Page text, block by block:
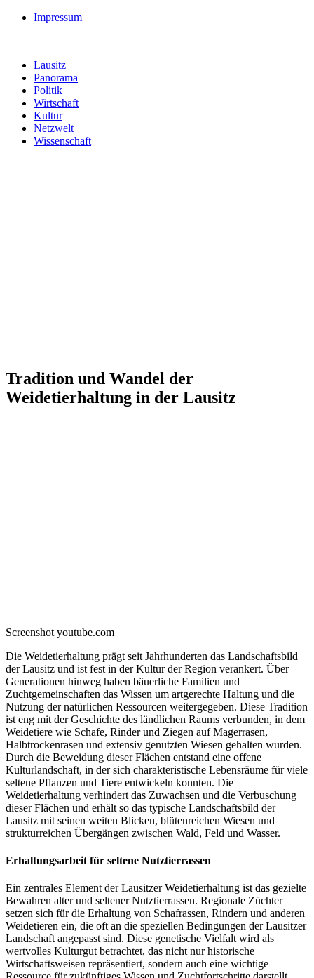
Impressum
Lausitz
Panorama
Politik
Wirtschaft
Kultur
Netzwelt
Wissenschaft
Tradition und Wandel der
Weidetierhaltung in der Lausitz
Screenshot youtube.com
Die Weidetierhaltung prägt seit Jahrhunderten das Landschaftsbild
der Lausitz und ist fest in der Kultur der Region verankert. Über
Generationen hinweg haben bäuerliche Familien und
Zuchtgemeinschaften das Wissen um artgerechte Haltung und die
Nutzung der natürlichen Ressourcen weitergegeben. Diese Tradition
ist eng mit der Geschichte des ländlichen Raums verbunden, in dem
Weidetiere wie Schafe, Rinder und Ziegen auf Magerrasen,
Halbtrockenrasen und extensiv genutzten Wiesen gehalten wurden.
Durch die Beweidung dieser Flächen entstand eine offene
Kulturlandschaft, in der sich charakteristische Lebensräume für viele
seltene Pflanzen und Tiere entwickeln konnten. Die
Weidetierhaltung verhindert das Zuwachsen und die Verbuschung
dieser Flächen und erhält so das typische Landschaftsbild der
Lausitz mit seinen weiten Blicken, blütenreichen Wiesen und
strukturreichen Übergängen zwischen Wald, Feld und Wasser.
Erhaltungsarbeit für seltene Nutztierrassen
Ein zentrales Element der Lausitzer Weidetierhaltung ist das gezielte
Bewahren alter und seltener Nutztierrassen. Regionale Züchter
setzen sich für die Erhaltung von Schafrassen, Rindern und anderen
Weidetieren ein, die oft an die speziellen Bedingungen der Lausitzer
Landschaft angepasst sind. Diese genetische Vielfalt wird als
wertvolles Kulturgut betrachtet, das nicht nur historische
Wirtschaftsweisen repräsentiert, sondern auch eine wichtige